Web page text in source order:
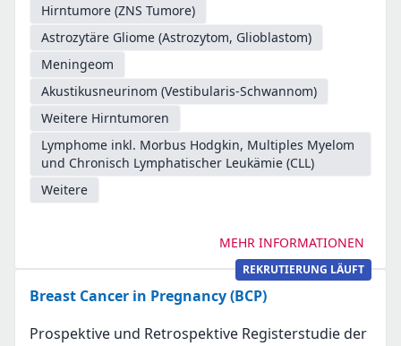
Hirntumore (ZNS Tumore)
Astrozytäre Gliome (Astrozytom, Glioblastom)
Meningeom
Akustikusneurinom (Vestibularis-Schwannom)
Weitere Hirntumoren
Lymphome inkl. Morbus Hodgkin, Multiples Myelom
und Chronisch Lymphatischer Leukämie (CLL)
Weitere
MEHR INFORMATIONEN
REKRUTIERUNG LÄUFT
Breast Cancer in Pregnancy (BCP)
Prospektive und Retrospektive Registerstudie der